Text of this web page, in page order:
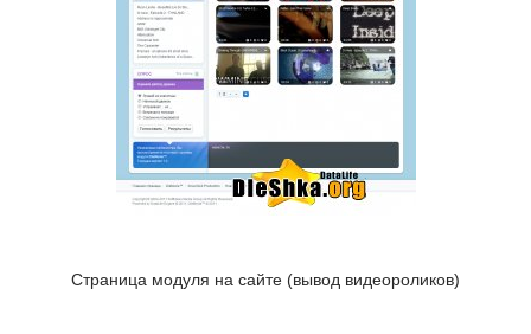
Страница модуля на сайте (вывод видеороликов)